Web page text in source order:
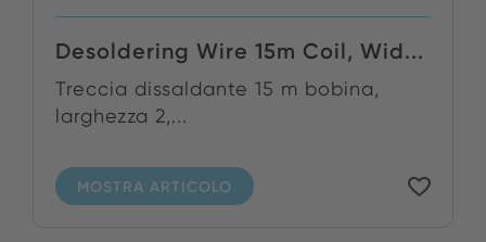
Desoldering Wire 15m Coil, Wid...
Treccia dissaldante 15 m bobina,
larghezza 2,...
MOSTRA ARTICOLO